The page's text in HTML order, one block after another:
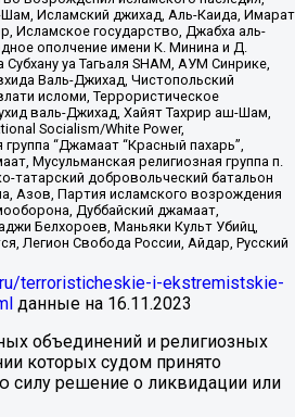
Исламский джихад, Аль-Каида, Имарат
Исламское государство, Джабха аль-
ополчение имени К. Минина и Д.
уа Тагьаля SHAM, АУМ Синрике,
Валь-Джихад, Чистопольский
исломи, Террористическое
валь-Джихад, Хайят Тахрир аш-Шам,
Socialism/White Power,
“Джамаат “Красный пахарь”,
Мусульманская религиозная группа п.
татарский добровольческий батальон
Азов, Партия исламского возрождения
Дуббайский джамаат,
Белхороев, Маньяки Культ Убийц,
Легион Свобода России, Айдар, Русский
terroristicheskie-i-ekstremistskie-
данные на 16.11.2023
объединений и религиозных
которых судом принято
силу решение о ликвидации или